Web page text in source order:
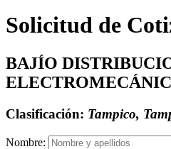
Solicitud de
BAJÍO
Clasificación: Tampico,
Nombre: